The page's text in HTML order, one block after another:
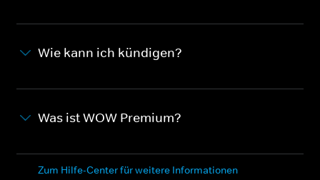
Wie kann ich kündigen?
Was ist WOW Premium?
Zum Hilfe-Center für weitere Informationen